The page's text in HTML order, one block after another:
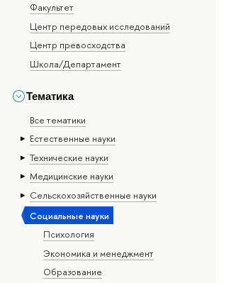
Факультет
Центр передовых исследований
Центр превосходства
Школа/Департамент
Тематика
Все тематики
Естественные науки
Тех­ничес­кие науки
Медицинские науки
Сельскохозяйственные науки
Социальные науки
Психология
Экономика и менеджмент
Образование